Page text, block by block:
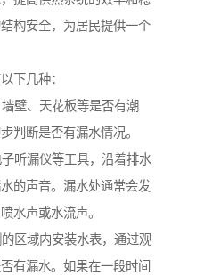
构安全，为居民提供一个
下几种：
壁、天花板等是否有潮
判断是否有漏水情况。
听漏仪等工具，沿着排水
的声音。漏水处通常会发
水声或水流声。
区域内安装水表，通过观
有漏水。如果在一段时间